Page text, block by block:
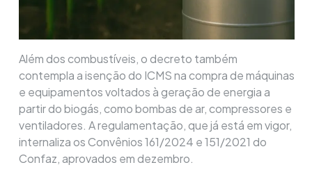
Além dos combustíveis, o decreto também
contempla a isenção do ICMS na compra de máquinas
e equipamentos voltados à geração de energia a
partir do biogás, como bombas de ar, compressores e
ventiladores. A regulamentação, que já está em vigor,
internaliza os Convênios 161/2024 e 151/2021 do
Confaz, aprovados em dezembro.